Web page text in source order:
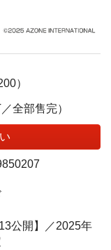
）
全部售完）
公開】／2025年